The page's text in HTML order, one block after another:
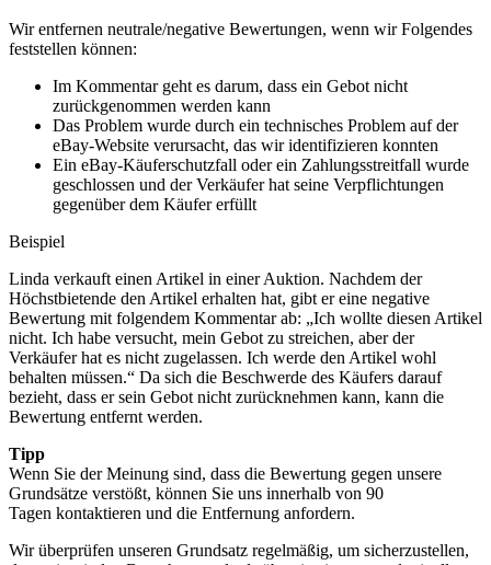
Wir entfernen neutrale/negative Bewertungen, wenn wir Folgendes
feststellen können:
Im Kommentar geht es darum, dass ein Gebot nicht
zurückgenommen werden kann
Das Problem wurde durch ein technisches Problem auf der
eBay-Website verursacht, das wir identifizieren konnten
Ein eBay-Käuferschutzfall oder ein Zahlungsstreitfall wurde
geschlossen und der Verkäufer hat seine Verpflichtungen
gegenüber dem Käufer erfüllt
Beispiel
Linda verkauft einen Artikel in einer Auktion. Nachdem der
Höchstbietende den Artikel erhalten hat, gibt er eine negative
Bewertung mit folgendem Kommentar ab: „Ich wollte diesen Artikel
nicht. Ich habe versucht, mein Gebot zu streichen, aber der
Verkäufer hat es nicht zugelassen. Ich werde den Artikel wohl
behalten müssen.“ Da sich die Beschwerde des Käufers darauf
bezieht, dass er sein Gebot nicht zurücknehmen kann, kann die
Bewertung entfernt werden.
Tipp
Wenn Sie der Meinung sind, dass die Bewertung gegen unsere
Grundsätze verstößt, können Sie uns innerhalb von 90
Tagen kontaktieren und die Entfernung anfordern.
Wir überprüfen unseren Grundsatz regelmäßig, um sicherzustellen,